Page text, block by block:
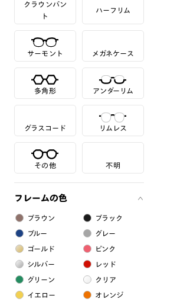
クラウンパン
ト
ハーフリム
サーモント メガネケース
多角形 アンダーリム
グラスコード リムレス
その他 不明
フレームの色
ブラウン ブラック
ブルー グレー
ゴールド ピンク
シルバー レッド
グリーン クリア
イエロー オレンジ